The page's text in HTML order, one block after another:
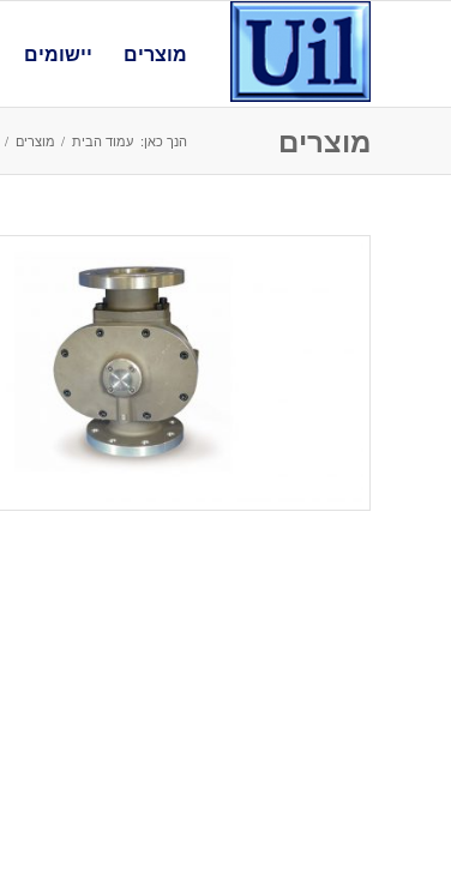
מוצרים יישומים
מוצרים הנך כאן: עמוד הבית / מוצרים /